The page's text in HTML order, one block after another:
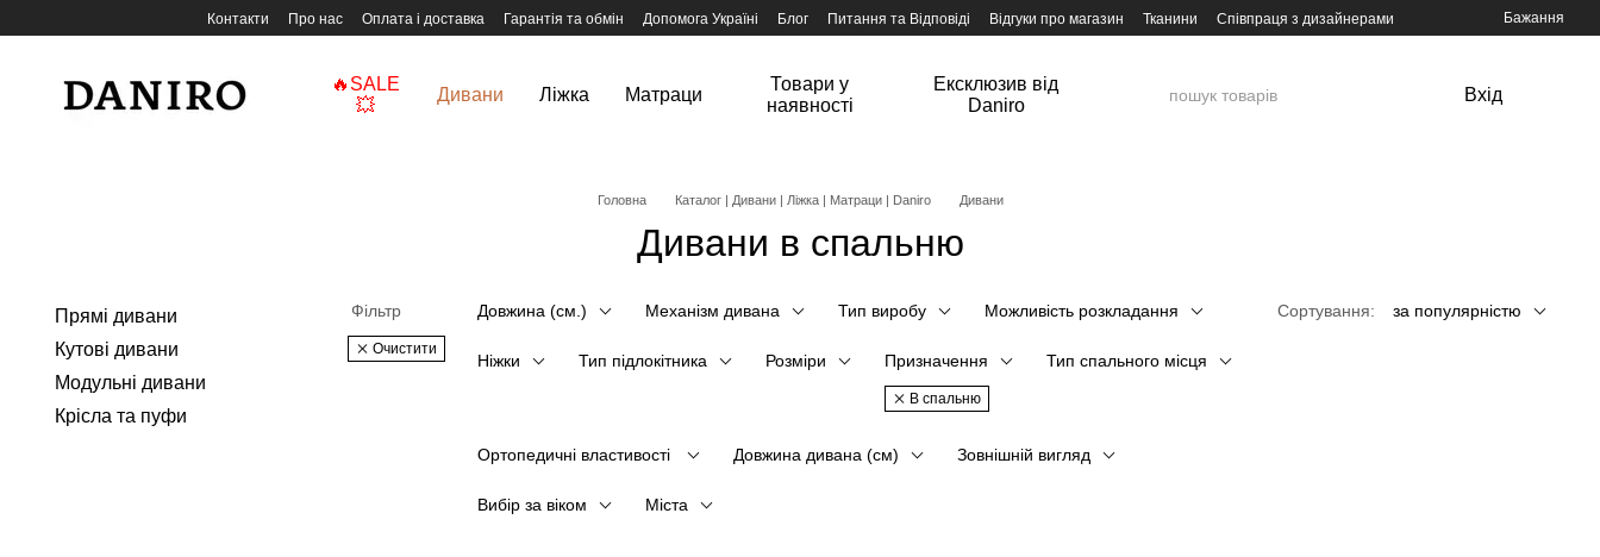
Перейти до основного контенту
Контакти Про нас Оплата і доставка Гарантія та обмін Допомога Україні Блог Питання та Відповіді Відгуки про магазин Тканини Співпраця з дизайнерами Бажання
🔥SALE
💥
Дивани Ліжка Матраци
Товари у
наявності
Ексклюзив від
Daniro
Вхід
Головна Каталог | Дивани | Ліжка | Матраци | Daniro Дивани
Дивани в спальню
Фільтр
Очистити
Довжина (см.) Механізм дивана Тип виробу Можливість розкладання
Ніжки Тип підлокітника Розміри Призначення
В спальню
Тип спального місця
Ортопедичні властивості Довжина дивана (см) Зовнішній вигляд
Вибір за віком Міста
Сортування: за популярністю
Прямі дивани
Кутові дивани
Модульні дивани
Крісла та пуфи